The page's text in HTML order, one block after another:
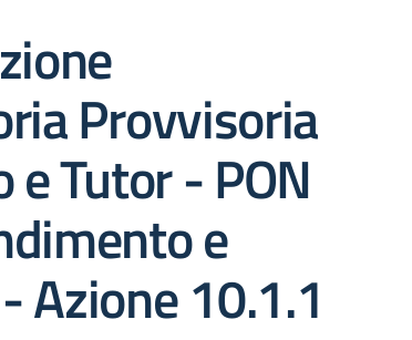
Provvisoria
e Tutor - PON
e
Azione 10.1.1